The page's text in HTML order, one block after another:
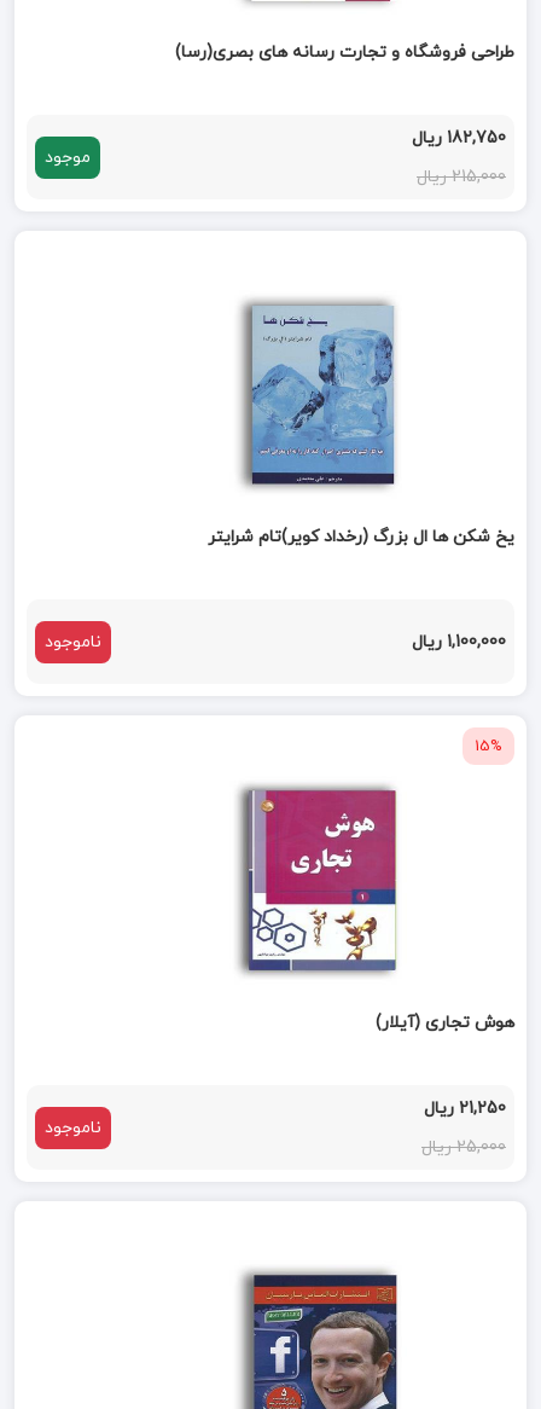
طراحی فروشگاه و تجارت رسانه های بصری(رسا)
182,750 ریال
215,000 ریال
موجود
یخ شکن ها ال بزرگ (رخداد کویر)تام شرایتر
1,100,000 ریال ناموجود
15%
هوش تجاری (آیلار)
21,250 ریال
25,000 ریال
ناموجود